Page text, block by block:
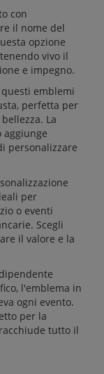
con
il nome del
opzione
vivo il
e impegno.
emblemi
perfetta per
La
aggiunge
personalizzare
per
o eventi
Scegli
il valore e la
l'emblema in
ogni evento.
per la
tutto il